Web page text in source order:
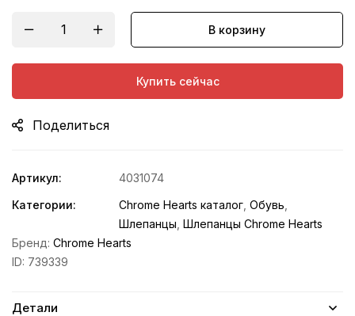
В корзину
Купить сейчас
Поделиться
Артикул:
4031074
Категории:
Chrome Hearts каталог Обувь
Шлепанцы Шлепанцы Chrome Hearts
Бренд: Chrome Hearts
ID: 739339
Детали